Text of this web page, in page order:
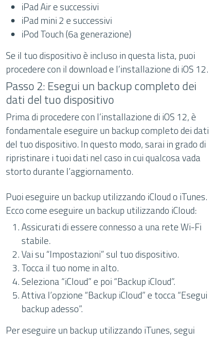
iPad Air e successivi
iPad mini 2 e successivi
iPod Touch (6a generazione)
Se il tuo dispositivo è incluso in questa lista, puoi
procedere con il download e l’installazione di iOS 12.
Passo 2: Esegui un backup completo dei
dati del tuo dispositivo
Prima di procedere con l’installazione di iOS 12, è
fondamentale eseguire un backup completo dei dati
del tuo dispositivo. In questo modo, sarai in grado di
ripristinare i tuoi dati nel caso in cui qualcosa vada
storto durante l’aggiornamento.
Puoi eseguire un backup utilizzando iCloud o iTunes.
Ecco come eseguire un backup utilizzando iCloud:
Assicurati di essere connesso a una rete Wi-Fi
stabile.
Vai su “Impostazioni” sul tuo dispositivo.
Tocca il tuo nome in alto.
Seleziona “iCloud” e poi “Backup iCloud”.
Attiva l’opzione “Backup iCloud” e tocca “Esegui
backup adesso”.
Per eseguire un backup utilizzando iTunes, segui